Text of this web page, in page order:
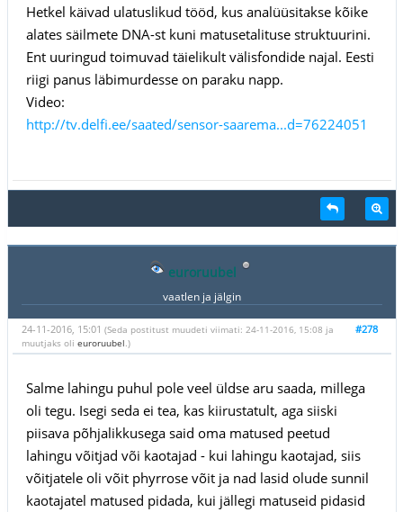
Hetkel käivad ulatuslikud tööd, kus analüüsitakse kõike
alates säilmete DNA-st kuni matusetalituse struktuurini.
Ent uuringud toimuvad täielikult välisfondide najal. Eesti
riigi panus läbimurdesse on paraku napp.
Video:
http://tv.delfi.ee/saated/sensor-saarema...d=76224051
euroruubel
vaatlen ja jälgin
#278
24-11-2016, 15:01 (Seda postitust muudeti viimati: 24-11-2016, 15:08 ja
muutjaks oli euroruubel .)
Salme lahingu puhul pole veel üldse aru saada, millega
oli tegu. Isegi seda ei tea, kas kiirustatult, aga siiski
piisava põhjalikkusega said oma matused peetud
lahingu võitjad või kaotajad - kui lahingu kaotajad, siis
võitjatele oli võit phyrrose võit ja nad lasid olude sunnil
kaotajatel matused pidada, kui jällegi matuseid pidasid